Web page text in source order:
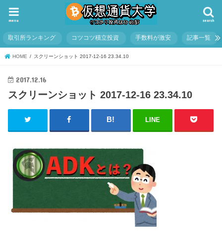
search
menu
取引所ランキング コツコツ積立投資 手数料が激安 記事一覧
HOME スクリーンショット 2017-12-16 23.34.10
2017.12.16
スクリーンショット 2017-12-16 23.34.10
LINE